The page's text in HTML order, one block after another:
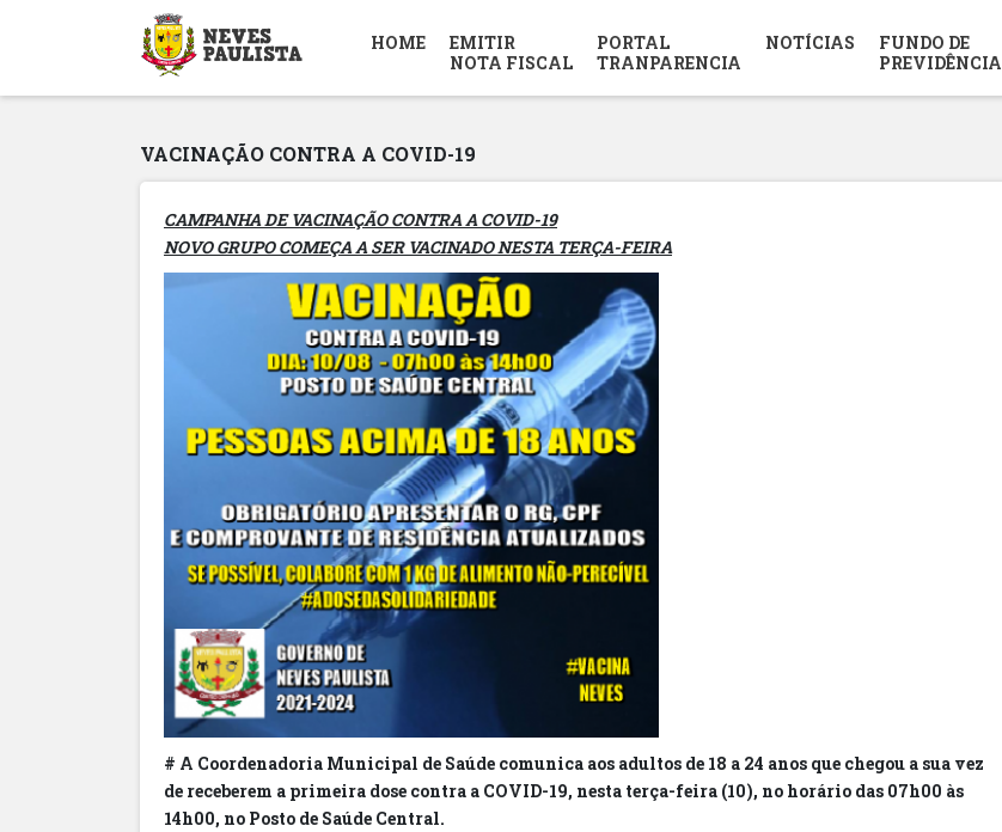
HOME
EMITIR
NOTA FISCAL
PORTAL
TRANPARENCIA
NOTÍCIAS
FUNDO DE
PREVIDÊNCIA
VACINAÇÃO CONTRA A COVID-19
CAMPANHA DE VACINAÇÃO CONTRA A COVID-19
NOVO GRUPO COMEÇA A SER VACINADO NESTA TERÇA-FEIRA
# A Coordenadoria Municipal de Saúde comunica aos adultos de 18 a 24 anos que chegou a sua vez
de receberem a primeira dose contra a COVID-19, nesta terça-feira (10), no horário das 07h00 às
14h00, no Posto de Saúde Central.